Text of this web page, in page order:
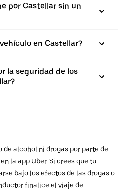
por Castellar sin un
en Castellar?
la seguridad de los
de alcohol ni drogas por parte de
la app Uber. Si crees que tu
bajo los efectos de las drogas o
finalice el viaje de